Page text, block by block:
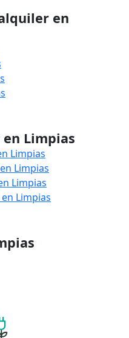
en
en Limpias
Limpias
Limpias
Limpias
Limpias